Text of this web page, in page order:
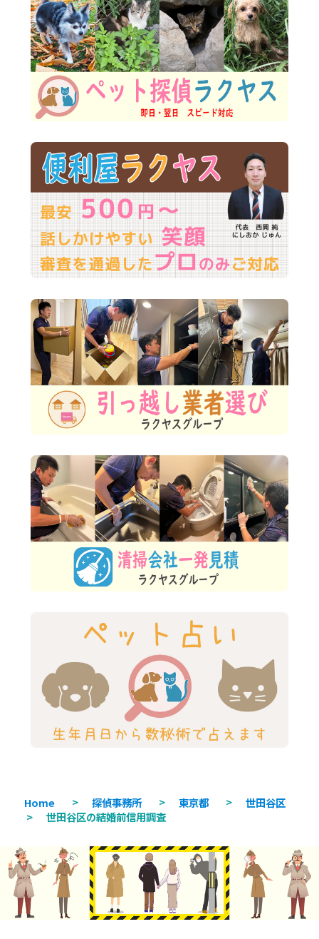
Home > 探偵事務所 > 東京都 >
世田谷区
>
世田谷区の結婚前信用調査